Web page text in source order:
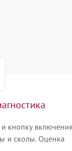
кнопку
и сколы. Оценка